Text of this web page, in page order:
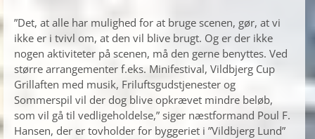
”Det, at alle har mulighed for at bruge scenen, gør, at vi
ikke er i tvivl om, at den vil blive brugt. Og er der ikke
nogen aktiviteter på scenen, må den gerne benyttes. Ved
større arrangementer f.eks. Minifestival, Vildbjerg Cup
Grillaften med musik, Friluftsgudstjenester og
Sommerspil vil der dog blive opkrævet mindre beløb,
som vil gå til vedligeholdelse,” siger næstformand Poul F.
Hansen, der er tovholder for byggeriet i ”Vildbjerg Lund”